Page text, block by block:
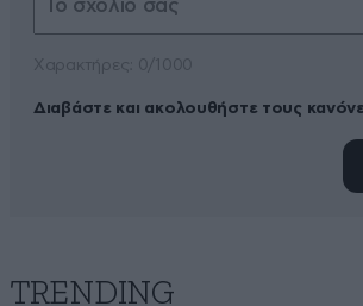
Διαβάστε και ακολουθήστε τους
TRENDING